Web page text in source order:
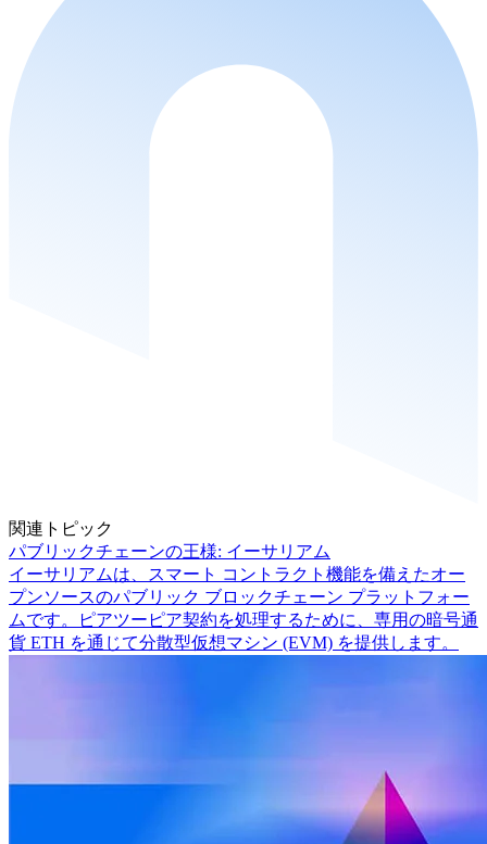
関連トピック
パブリックチェーンの王様: イーサリアム
イーサリアムは、スマート コントラクト機能を備えたオー
プンソースのパブリック ブロックチェーン プラットフォー
ムです。ピアツーピア契約を処理するために、専用の暗号通
貨 ETH を通じて分散型仮想マシン (EVM) を提供します。